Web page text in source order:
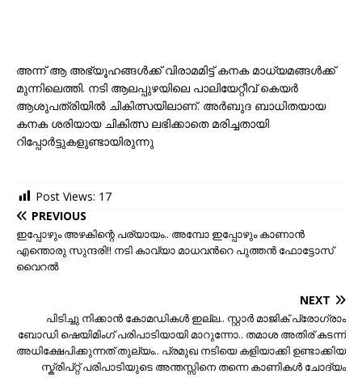
അന്ന് ആ അഭ്യൂഹങ്ങൾക്ക് വിരാമമിട്ട് കനക മാധ്യമങ്ങൾക്ക്
മുന്നിലെത്തി. നടി ആലപ്പുഴയിലെ പാലിയേറ്റീവ് കെയർ
ആശുപത്രിയിൽ ചികിത്സയിലാണ്. അർബുദ ബാധിതയായ
കനക ശരിയായ ചികിത്സ ലഭിക്കാതെ മരിച്ചതായി
റിപ്പോർട്ടുകളുണ്ടായിരുന്നു
Post Views: 17
PREVIOUS
ഇപ്പോഴും അഴകിന്റെ പര്യായം.. അമ്പോ ഇപ്പോഴും കാണാൻ
എന്തൊരു സുന്ദരി!! നടി കാവ്യാ മാധവന്‍റെ പുത്തന്‍ ഫോട്ടോസ്
വൈറൽ
NEXT
പിടിച്ചു നിക്കാന്‍ കോമഡികള്‍ ഇല്ല.. സ്റ്റാര്‍ മാജിക്‌ പ്രോഗ്രാം
ബോഡി ഷെയിമിംഗ് പരിപാടിയായി മാറുന്നോ.. തമാശ അതിര് കടന്ന്
അധിക്ഷേപിക്കുന്നത് തുല്യം.. പ്രമുഖ നടിയെ കളിയാക്കി ഉണ്ടാക്കിയ
സ്ക്രിപ്റ്റ് പരിപാടിയുടെ അന്തസ്സിനെ തന്നെ കാണികള്‍ ചോദ്യം